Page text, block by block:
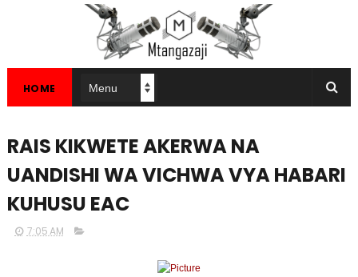
HOME
RAIS KIKWETE AKERWA NA
UANDISHI WA VICHWA VYA HABARI
KUHUSU EAC
7:05 AM